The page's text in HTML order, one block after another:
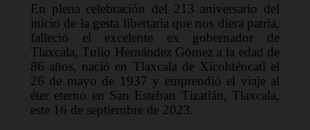
En plena celebración del 213 aniversario del
inicio de la gesta libertaria que nos diera patria,
falleció el excelente ex gobernador de
Tlaxcala, Tulio Hernández Gómez a la edad de
86 años, nació en Tlaxcala de Xicohténcatl
26 de mayo de 1937 y emprendió el viaje al
éter eterno en San Esteban Tizatlán, Tlaxcala,
este 16 de septiembre de 2023.